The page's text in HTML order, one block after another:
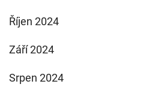
Říjen 2024
Září 2024
Srpen 2024